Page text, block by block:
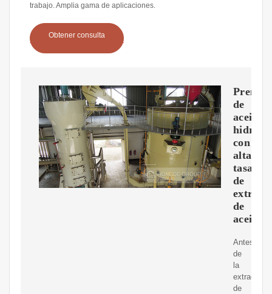
trabajo. Amplia gama de aplicaciones.
Obtener consulta
Prensa
de
aceite
con
alta
tasa
de
de
aceite
Antes
de
la
extracción
de